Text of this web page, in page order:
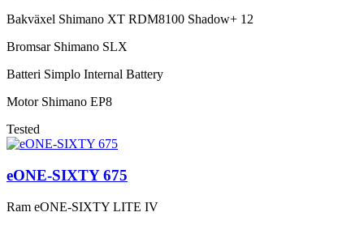
Bakväxel Shimano XT RDM8100 Shadow+ 12
Bromsar Shimano SLX
Batteri Simplo Internal Battery
Motor Shimano EP8
Tested
eONE-SIXTY 675
Ram eONE-SIXTY LITE IV